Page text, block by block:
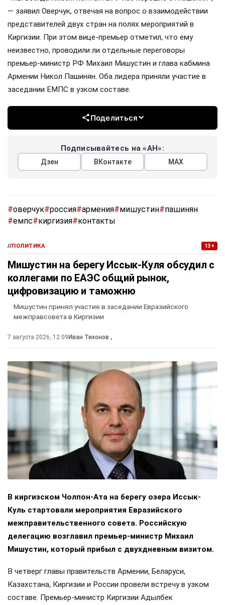
— заявил Оверчук, отвечая на вопрос о взаимодействии
представителей двух стран на полях мероприятий в
Киргизии. При этом вице-премьер отметил, что ему
неизвестно, проводили ли отдельные переговоры
премьер-министр РФ Михаил Мишустин и глава кабмина
Армении Никол Пашинян. Оба лидера приняли участие в
заседании ЕМПС в узком составе.
Поделиться
Подписывайтесь на «АН»:
Дзен ВКонтакте МАХ
#оверчук#россия#армения#мишустин#пашинян
#емпс#киргизия#контакты
//ПОЛИТИКА 13+
Мишустин на берегу Иссык-Куля обсудил с
коллегами по ЕАЭС общий рынок,
цифровизацию и таможню
Мишустин принял участие в заседании Евразийского
межправсовета в Киргизии
7 августа 2026, 12:09Иван Тихонов ,
В киргизском Чолпон-Ата на берегу озера Иссык-
Куль стартовали мероприятия Евразийского
межправительственного совета. Российскую
делегацию возглавил премьер-министр Михаил
Мишустин, который прибыл с двухдневным визитом.
В четверг главы правительств Армении, Беларуси,
Казахстана, Киргизии и России провели встречу в узком
составе. Премьер-министр Киргизии Адылбек